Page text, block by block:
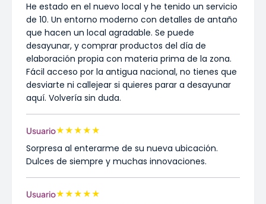
He estado en el nuevo local y he tenido un servicio
de 10. Un entorno moderno con detalles de antaño
que hacen un local agradable. Se puede
desayunar, y comprar productos del día de
elaboración propia con materia prima de la zona.
Fácil acceso por la antigua nacional, no tienes que
desviarte ni callejear si quieres parar a desayunar
aquí. Volvería sin duda.
Usuario★★★★★
Sorpresa al enterarme de su nueva ubicación.
Dulces de siempre y muchas innovaciones.
Usuario★★★★★